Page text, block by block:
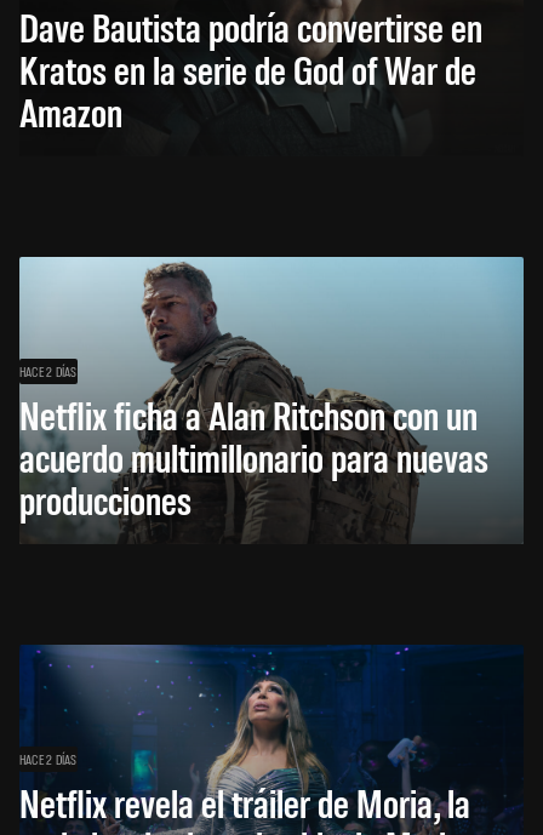
Dave Bautista podría convertirse en
Kratos en la serie de God of War de
Amazon
HACE 2 DÍAS
Netflix ficha a Alan Ritchson con un
acuerdo multimillonario para nuevas
producciones
HACE 2 DÍAS
Netflix revela el tráiler de Moria, la